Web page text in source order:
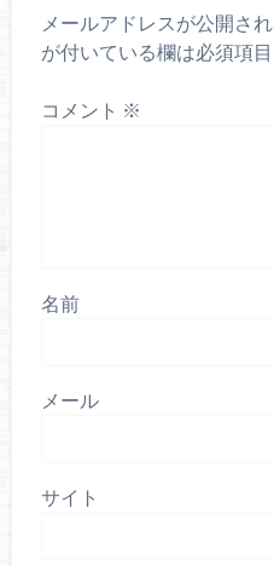
メールアドレスが公開さ
が付いている欄は必須項
コメント ※
名前
メール
サイト